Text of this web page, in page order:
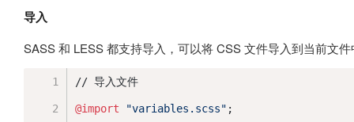
导入
SASS 和 LESS 都支持导入，可以将 CSS 文件导入到当前文
// 导入文件
@import "variables.scss" ;